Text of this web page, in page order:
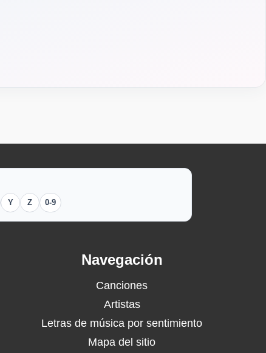
Y Z 0-9
Navegación
Canciones
Artistas
Letras de música por sentimiento
Mapa del sitio